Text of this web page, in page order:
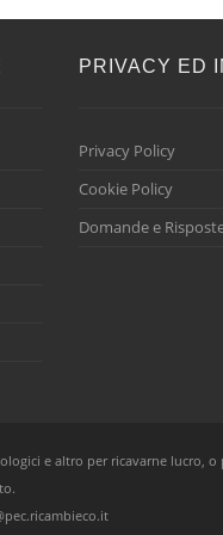
PRIVACY ED
Privacy Policy
Cookie Policy
Domande e
e altro per ricavarne lucro,